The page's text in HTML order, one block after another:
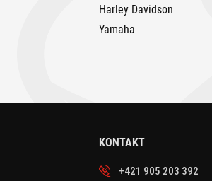
Harley Davidson
Yamaha
KONTAKT
+421 905 203 392